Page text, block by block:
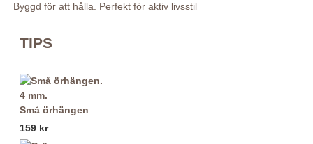
Byggd för att hålla. Perfekt för aktiv livsstil
TIPS
Små örhängen
159 kr